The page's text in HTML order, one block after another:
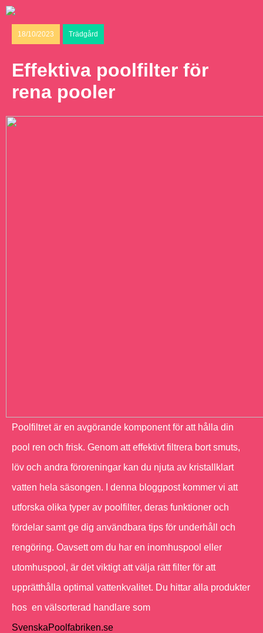
18/10/2023 Trädgård
Effektiva poolfilter för
rena pooler
Poolfiltret är en avgörande komponent för att hålla din
pool ren och frisk. Genom att effektivt filtrera bort smuts,
löv och andra föroreningar kan du njuta av kristallklart
vatten hela säsongen. I denna bloggpost kommer vi att
utforska olika typer av poolfilter, deras funktioner och
fördelar samt ge dig användbara tips för underhåll och
rengöring. Oavsett om du har en inomhuspool eller
utomhuspool, är det viktigt att välja rätt filter för att
upprätthålla optimal vattenkvalitet. Du hittar alla produkter
hos en välsorterad handlare som
SvenskaPoolfabriken.se